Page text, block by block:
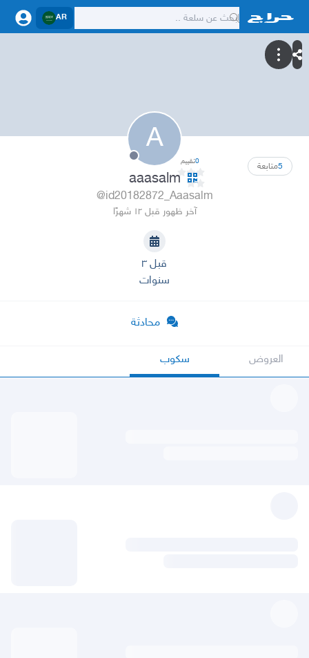
AR
A
5متابعة 0تقييم
aaasalm
@id20182872_Aaasalm
آخر ظهور قبل ١٢ شهرًا
قبل ٣
سنوات
محادثة
العروض سكوب